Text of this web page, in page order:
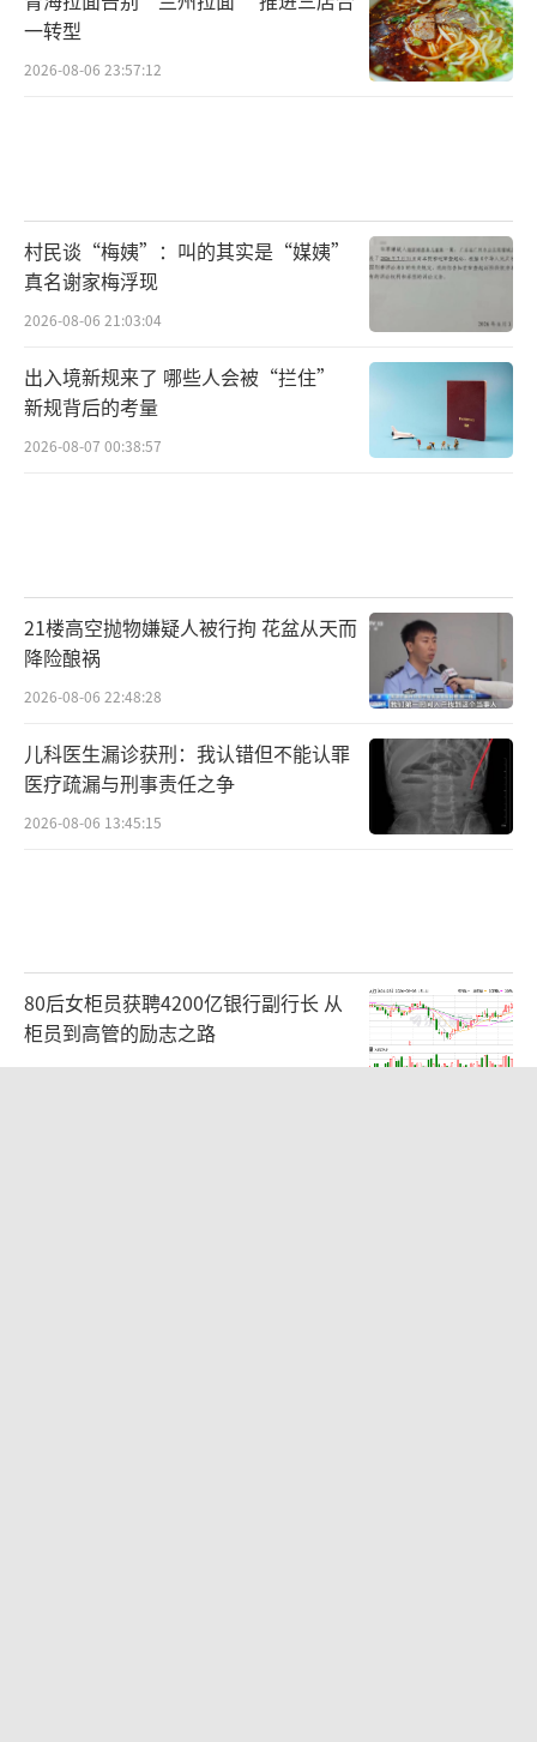
一转型
2026-08-06 23:57:12
村民谈“梅姨”：叫的其实是“媒姨”
真名谢家梅浮现
2026-08-06 21:03:04
出入境新规来了 哪些人会被“拦住”
新规背后的考量
2026-08-07 00:38:57
21楼高空抛物嫌疑人被行拘 花盆从天而
降险酿祸
2026-08-06 22:48:28
儿科医生漏诊获刑：我认错但不能认罪
医疗疏漏与刑事责任之争
2026-08-06 13:45:15
80后女柜员获聘4200亿银行副行长 从
柜员到高管的励志之路
2026-08-06 15:12:35